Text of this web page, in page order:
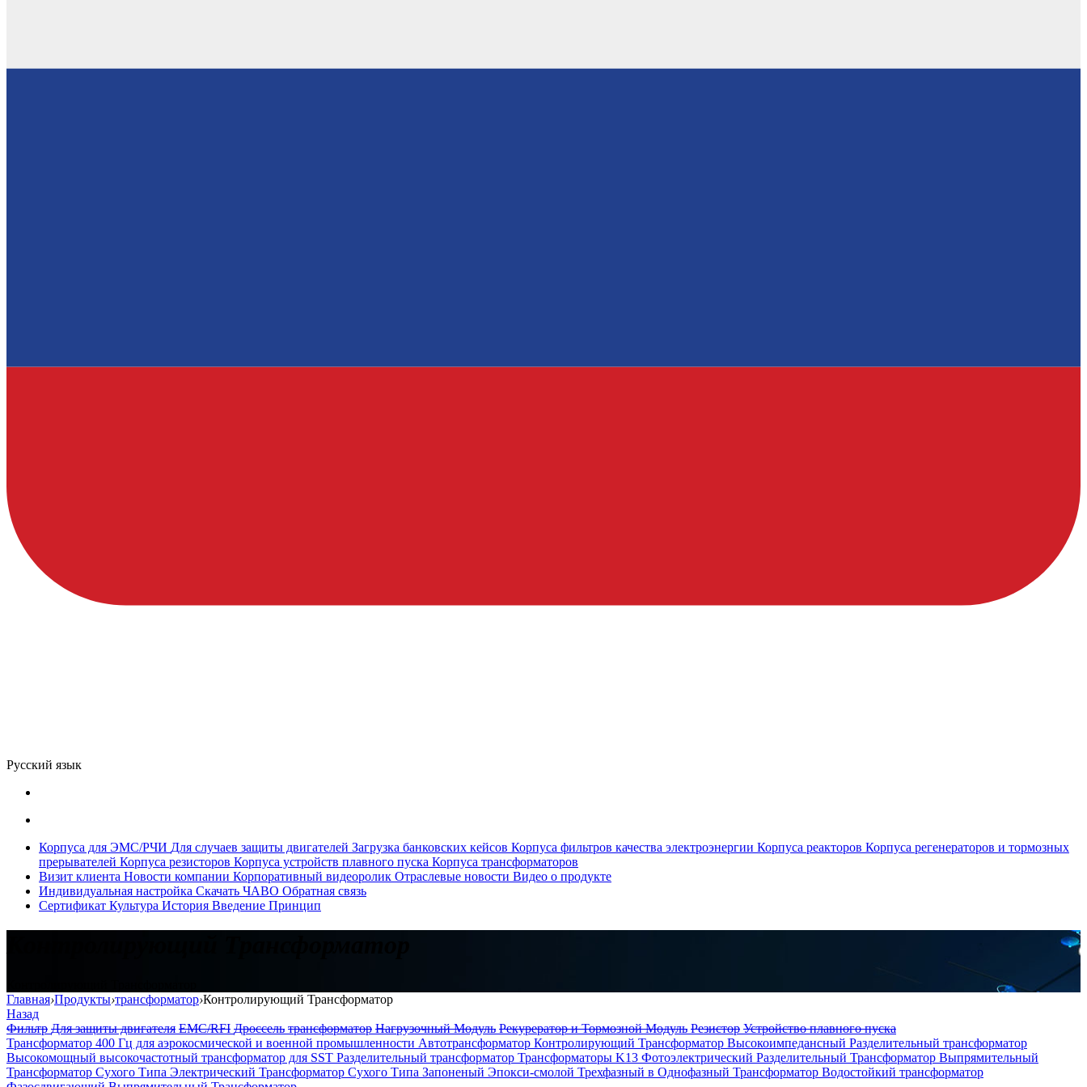
Русский язык
Корпуса для ЭМС/РЧИ Для случаев защиты двигателей Загрузка банковских кейсов Корпуса фильтров качества электроэнергии Корпуса реакторов Корпуса регенераторов и тормозных
прерывателей Корпуса резисторов Корпуса устройств плавного пуска Корпуса трансформаторов
Визит клиента Новости компании Корпоративный видеоролик Отраслевые новости Видео о продукте
Индивидуальная настройка Скачать ЧАВО Обратная связь
Сертификат Культура История Введение Принцип
Главная›Продукты›трансформатор›Контролирующий Трансформатор
Назад
Фильтр Для защиты двигателя EMC/RFI Дроссель трансформатор Нагрузочный Модуль Рекурератор и Тормозной Модуль Резистор Устройство плавного пуска
Трансформатор 400 Гц для аэрокосмической и военной промышленности Автотрансформатор Контролирующий Трансформатор Высокоимпедансный Разделительный трансформатор
Высокомощный высокочастотный трансформатор для SST Разделительный трансформатор Трансформаторы K13 Фотоэлектрический Разделительный Трансформатор Выпрямительный
Трансформатор Сухого Типа Электрический Трансформатор Сухого Типа Запоненый Эпокси-смолой Трехфазный в Однофазный Трансформатор Водостойкий трансформатор